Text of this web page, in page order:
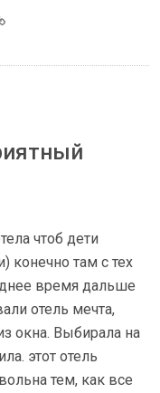
чтоб дети
конечно там с тех
время дальше
отель мечта,
окна. Выбирала на
этот отель
тем, как все